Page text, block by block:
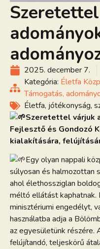
2025. december 7.
Kategória: Életfa
Támogatás,
Életfa, jótékonyság,
Szeretettel várjuk
Fejlesztő és Gondozó
kialakítására,
Egy olyan nappali
súlyosan és halmozottan
ahol élethossziglan
méltó ellátást kaphatnak.
minisztériumi engedélyt,
használatba adja a
az egyesületünk részére.
felújítandó, teljeskörű